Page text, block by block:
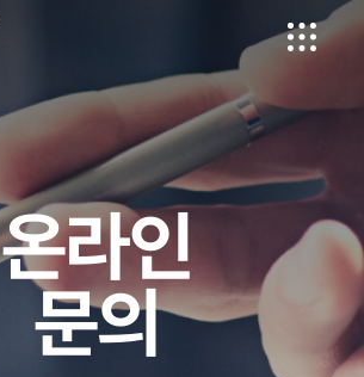
온라인
문의